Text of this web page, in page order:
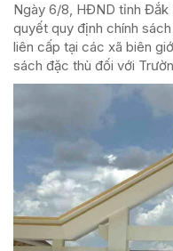
Ngày 6/8, HĐND tỉnh
quyết quy định chính
liên cấp tại các xã biên
sách đặc thù đối với